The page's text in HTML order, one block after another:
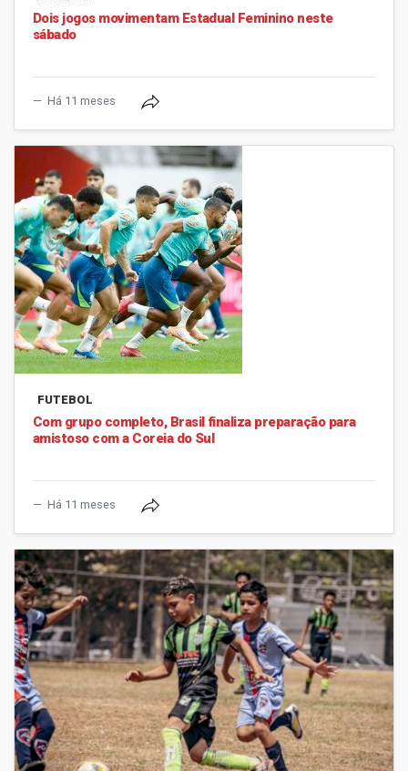
Dois jogos movimentam Estadual Feminino neste
sábado
Há 11 meses
FUTEBOL
Com grupo completo, Brasil finaliza preparação para
amistoso com a Coreia do Sul
Há 11 meses